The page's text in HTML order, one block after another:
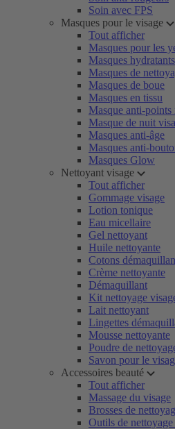
Soin avec FPS
Masques pour le visage
Tout afficher
Masques pour les
Masques hydratants
Masques de
Masques de boue
Masques en tissu
Masque anti-points
Masque de nuit
Masques anti-âge
Masques anti-
Masques Glow
Nettoyant visage
Tout afficher
Gommage visage
Lotion tonique
Eau micellaire
Gel nettoyant
Huile nettoyante
Cotons
Crème nettoyante
Démaquillant
Kit nettoyage
Lait nettoyant
Lingettes
Mousse nettoyante
Poudre de
Savon pour le
Accessoires beauté
Tout afficher
Massage du visage
Brosses de
Outils de